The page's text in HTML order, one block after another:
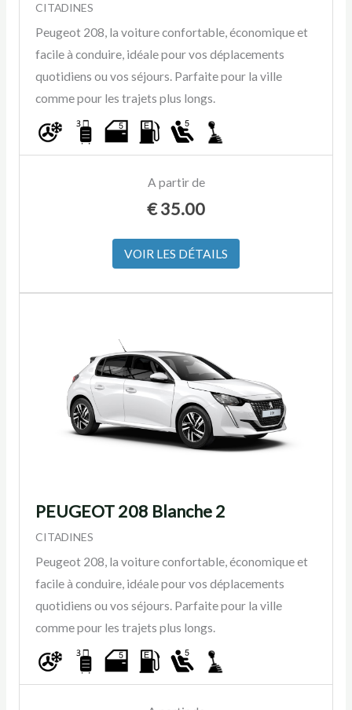
CITADINES
Peugeot 208, la voiture confortable, économique et
facile à conduire, idéale pour vos déplacements
quotidiens ou vos séjours. Parfaite pour la ville
comme pour les trajets plus longs.
A partir de
€35.00
VOIR LES DÉTAILS
PEUGEOT 208 Blanche 2
CITADINES
Peugeot 208, la voiture confortable, économique et
facile à conduire, idéale pour vos déplacements
quotidiens ou vos séjours. Parfaite pour la ville
comme pour les trajets plus longs.